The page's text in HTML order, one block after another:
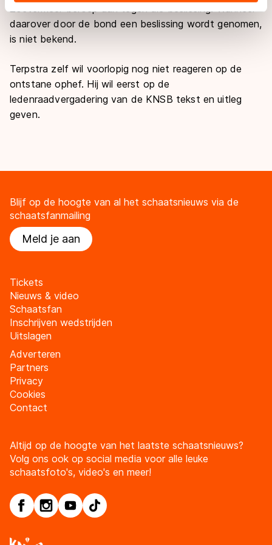
adequaat beschermingsniveau geldt volgens de GDPR.
Door op ‘Toestaan’ te klikken, stemt u in met deze
overdracht. Meer informatie vindt u in ons
Zoetermeer beroep aan tegen die beslissing. Wanneer
daarover door de bond een beslissing wordt genomen,
is niet bekend.
Terpstra zelf wil voorlopig nog niet reageren op de
ontstane ophef. Hij wil eerst op de
ledenraadvergadering van de KNSB tekst en uitleg
geven.
Blijf op de hoogte van al het schaatsnieuws via de
schaatsfanmailing
Meld je aan
Tickets
Nieuws & video
Schaatsfan
Inschrijven wedstrijden
Uitslagen
Adverteren
Partners
Privacy
Cookies
Contact
Altijd op de hoogte van het laatste schaatsnieuws?
Volg ons ook op social media voor alle leuke
schaatsfoto's, video's en meer!